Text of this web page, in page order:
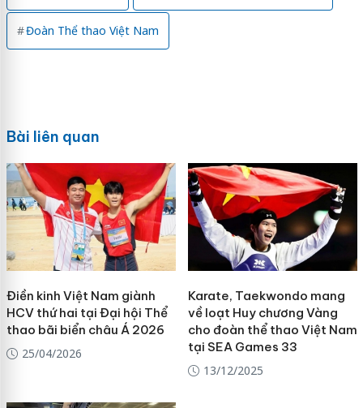
Đoàn Thể thao Việt Nam
Bài liên quan
Điền kinh Việt Nam giành
HCV thứ hai tại Đại hội Thể
thao bãi biển châu Á 2026
25/04/2026
Karate, Taekwondo mang
về loạt Huy chương Vàng
cho đoàn thể thao Việt Nam
tại SEA Games 33
13/12/2025